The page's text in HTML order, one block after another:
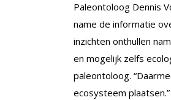
Paleontoloog Dennis
name de informatie
inzichten onthullen
en mogelijk zelfs
paleontoloog.
ecosysteem plaatsen.”